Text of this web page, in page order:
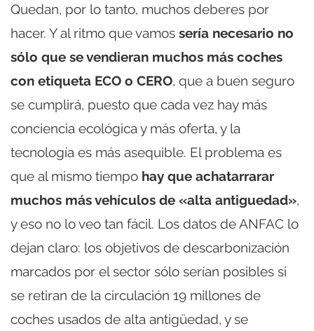
Quedan, por lo tanto, muchos deberes por
hacer. Y al ritmo que vamos sería necesario no
sólo que se vendieran muchos más coches
con etiqueta ECO o CERO, que a buen seguro
se cumplirá, puesto que cada vez hay más
conciencia ecológica y más oferta, y la
tecnología es más asequible. El problema es
que al mismo tiempo hay que achatarrarar
muchos más vehículos de «alta antiguedad»,
y eso no lo veo tan fácil. Los datos de ANFAC lo
dejan claro: los objetivos de descarbonización
marcados por el sector sólo serían posibles si
se retiran de la circulación 19 millones de
coches usados de alta antigüedad, y se